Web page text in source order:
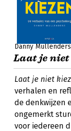
Danny Mullenders
Laat je
Laat je niet
verhalen en
de denkwijzen
ongemerkt
voor iedereen